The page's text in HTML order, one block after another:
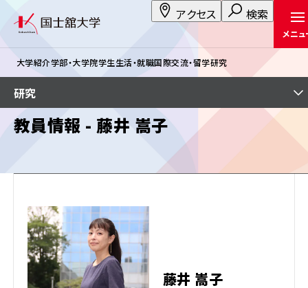
アクセス 検索
メニュ
大学紹介学部・大学院学生生活・就職国際交流・留学研究
教員情報 - 藤井 嵩子
藤井 嵩子
研究